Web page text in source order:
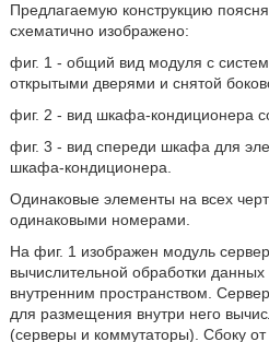
Предлагаемую конструкцию
схематично изображено:
фиг. 1 - общий вид модуля с
открытыми дверями и снятой
фиг. 2 - вид шкафа-кондиционера
фиг. 3 - вид спереди шкафа для
шкафа-кондиционера.
Одинаковые элементы на всех
одинаковыми номерами.
На фиг. 1 изображен модуль
вычислительной обработки
внутренним пространством.
для размещения внутри него
(серверы и коммутаторы). Сбоку